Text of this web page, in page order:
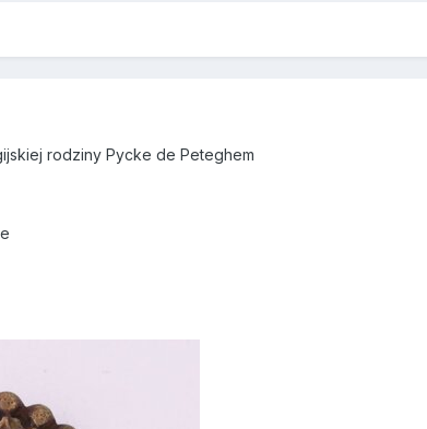
rodziny Pycke de Peteghem